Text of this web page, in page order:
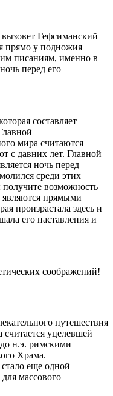
Гефсиманский
прямо у подножия
писаниям, именно в
перед его
составляет
мира считаются
с давних лет. Главной
ночь перед
среди этих
получите возможность
являются прямыми
произрастала здесь и
его наставления и
соображений!
путешествия
уцелевшей
н.э. римскими
Храма.
еще одной
массового